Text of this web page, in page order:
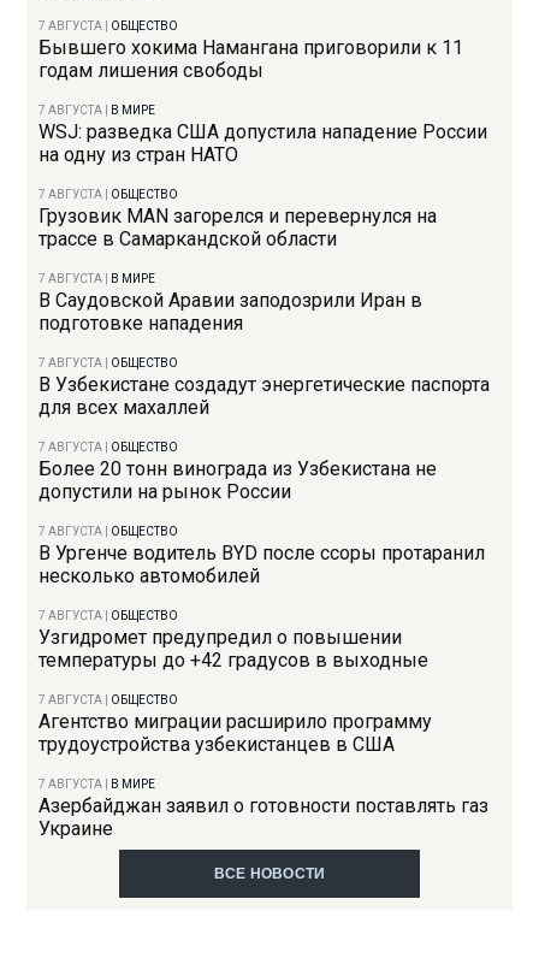
7 АВГУСТА ОБЩЕСТВО
Бывшего хокима Намангана приговорили к 11
годам лишения свободы
7 АВГУСТА В МИРЕ
WSJ: разведка США допустила нападение России
на одну из стран НАТО
7 АВГУСТА ОБЩЕСТВО
Грузовик MAN загорелся и перевернулся на
трассе в Самаркандской области
7 АВГУСТА В МИРЕ
В Саудовской Аравии заподозрили Иран в
подготовке нападения
7 АВГУСТА ОБЩЕСТВО
В Узбекистане создадут энергетические паспорта
для всех махаллей
7 АВГУСТА ОБЩЕСТВО
Более 20 тонн винограда из Узбекистана не
допустили на рынок России
7 АВГУСТА ОБЩЕСТВО
В Ургенче водитель BYD после ссоры протаранил
несколько автомобилей
7 АВГУСТА ОБЩЕСТВО
Узгидромет предупредил о повышении
температуры до +42 градусов в выходные
7 АВГУСТА ОБЩЕСТВО
Агентство миграции расширило программу
трудоустройства узбекистанцев в США
7 АВГУСТА В МИРЕ
Азербайджан заявил о готовности поставлять газ
Украине
ВСЕ НОВОСТИ